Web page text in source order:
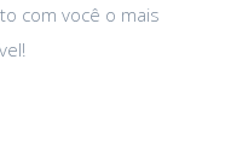
com você o mais